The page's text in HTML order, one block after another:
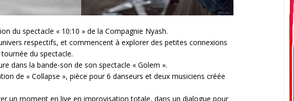
du spectacle « 10:10 » de la Compagnie Nyash.
respectifs, et commencent à explorer des petites connexions
du spectacle.
dans la bande-son de son spectacle « Golem ».
de « Collapse », pièce pour 6 danseurs et deux musiciens créée
un moment en live en improvisation totale, dans un dialogue pour